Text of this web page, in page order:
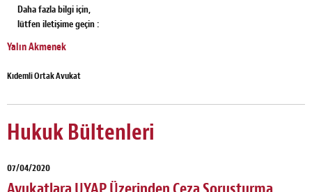
Daha fazla bilgi için,
lütfen iletişime geçin :
Yalın Akmenek
Kıdemli Ortak Avukat
Hukuk Bültenleri
07/04/2020